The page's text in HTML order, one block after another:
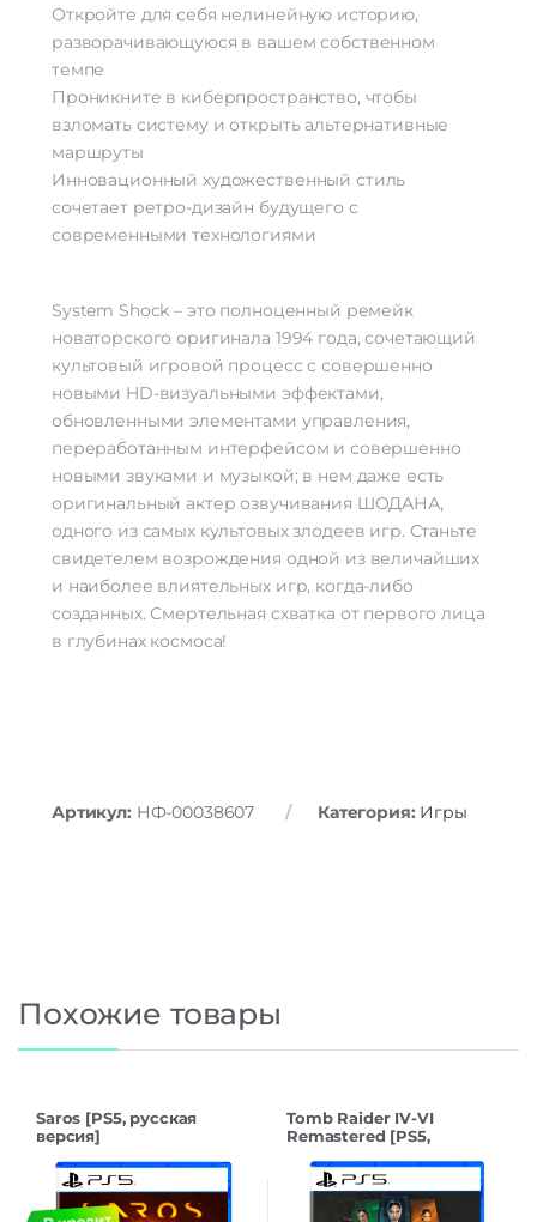
Откройте для себя нелинейную историю,
разворачивающуюся в вашем собственном
темпе
Проникните в киберпространство, чтобы
взломать систему и открыть альтернативные
маршруты
Инновационный художественный стиль
сочетает ретро-дизайн будущего с
современными технологиями
System Shock – это полноценный ремейк
новаторского оригинала 1994 года, сочетающий
культовый игровой процесс с совершенно
новыми HD-визуальными эффектами,
обновленными элементами управления,
переработанным интерфейсом и совершенно
новыми звуками и музыкой; в нем даже есть
оригинальный актер озвучивания ШОДАНА,
одного из самых культовых злодеев игр. Станьте
свидетелем возрождения одной из величайших
и наиболее влиятельных игр, когда-либо
созданных. Смертельная схватка от первого лица
в глубинах космоса!
Артикул: НФ-00038607 Категория: Игры
Похожие товары
Saros [PS5, русская
версия]
Tomb Raider IV-VI
Remastered [PS5,